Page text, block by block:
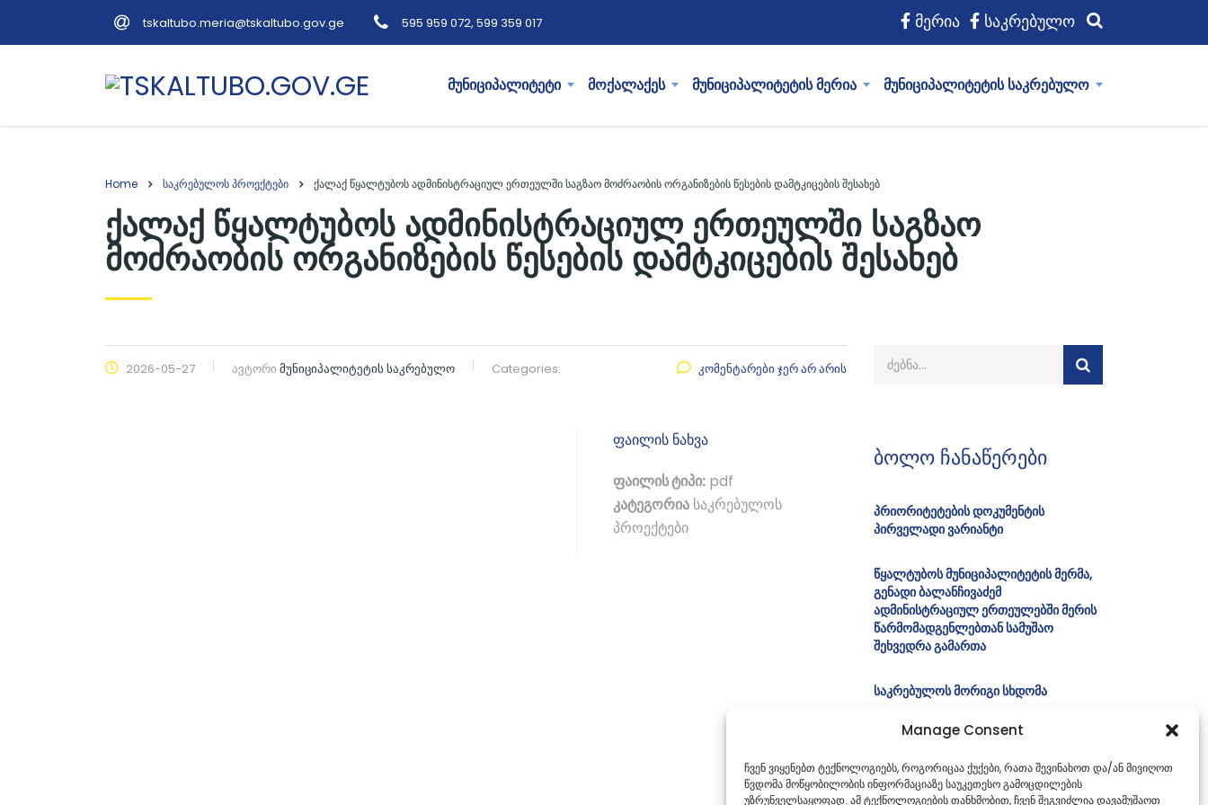
Manage Consent
ჩვენ ვიყენებთ ტექნოლოგიებს, როგორიცაა ქუქები, რათა შევინახოთ და/ან მივიღოთ
წვდომა მოწყობილობის ინფორმაციაზე საუკეთესო გამოცდილების
უზრუნველსაყოფად. ამ ტექნოლოგიების თანხმობით, ჩვენ შეგვიძლია დავამუშაოთ
tskaltubo.meria@tskaltubo.gov.ge 595 959 072, 599 359 017 მერია საკრებულო
მუნიციპალიტეტი მოქალაქეს მუნიციპალიტეტის მერია მუნიციპალიტეტის საკრებულო
Home საკრებულოს პროექტები ქალაქ წყალტუბოს ადმინისტრაციულ ერთეულში საგზაო მოძრაობის ორგანიზების წესების დამტკიცების შესახებ
ქალაქ წყალტუბოს ადმინისტრაციულ ერთეულში საგზაო
მოძრაობის ორგანიზების წესების დამტკიცების შესახებ
2026-05-27 ავტორი მუნიციპალიტეტის საკრებულო Categories: კომენტარები ჯერ არ არის
ფაილის ნახვა
ფაილის ტიპი:pdf
კატეგორიასაკრებულოს
პროექტები
ბოლო ჩანაწერები
პრიორიტეტების დოკუმენტის
პირველადი ვარიანტი
წყალტუბოს მუნიციპალიტეტის მერმა,
გენადი ბალანჩივაძემ
ადმინისტრაციულ ერთეულებში მერის
წარმომადგენლებთან სამუშაო
შეხვედრა გამართა
საკრებულოს მორიგი სხდომა
ბიუროს სხდომა
იურიდიულ საკითხთა კომისიის სხდომა